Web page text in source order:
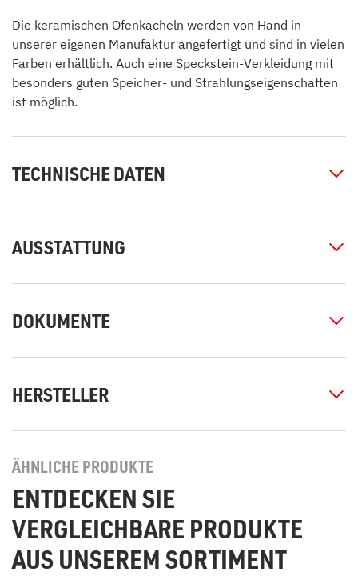
Die keramischen Ofenkacheln werden von Hand in
unserer eigenen Manufaktur angefertigt und sind in vielen
Farben erhältlich. Auch eine Speckstein-Verkleidung mit
besonders guten Speicher- und Strahlungseigenschaften
ist möglich.
TECHNISCHE DATEN
AUSSTATTUNG
DOKUMENTE
HERSTELLER
ÄHNLICHE PRODUKTE
ENTDECKEN SIE
VERGLEICHBARE PRODUKTE
AUS UNSEREM SORTIMENT